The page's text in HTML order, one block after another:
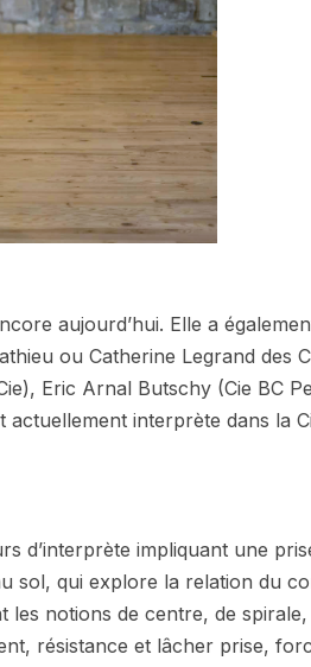
aujourd’hui. Elle a
ou Catherine Legrand des
Eric Arnal Butschy (Cie BC
interprète dans la
d’interprète impliquant une
sol, qui explore la relation du
les notions de centre, de
résistance et lâcher prise,